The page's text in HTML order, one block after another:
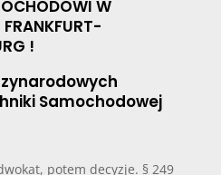
W
!
Samochodowej
potem decyzje. § 249